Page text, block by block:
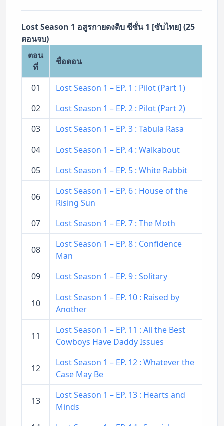
Lost Season 1 อสูรกายดงดิบ ซีซั่น 1 [ซับไทย] (25
ตอนจบ)
ตอน
ที่
ชื่อตอน
01
Lost Season 1 – EP. 1 : Pilot (Part 1)
02
Lost Season 1 – EP. 2 : Pilot (Part 2)
03
Lost Season 1 – EP. 3 : Tabula Rasa
04
Lost Season 1 – EP. 4 : Walkabout
05
Lost Season 1 – EP. 5 : White Rabbit
06
Lost Season 1 – EP. 6 : House of the
Rising Sun
07
Lost Season 1 – EP. 7 : The Moth
08
Lost Season 1 – EP. 8 : Confidence
Man
09
Lost Season 1 – EP. 9 : Solitary
10
Lost Season 1 – EP. 10 : Raised by
Another
11
Lost Season 1 – EP. 11 : All the Best
Cowboys Have Daddy Issues
12
Lost Season 1 – EP. 12 : Whatever the
Case May Be
13
Lost Season 1 – EP. 13 : Hearts and
Minds